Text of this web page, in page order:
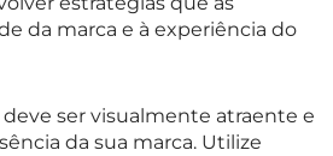
da marca e à experiência do
ser visualmente atraente e
da sua marca. Utilize